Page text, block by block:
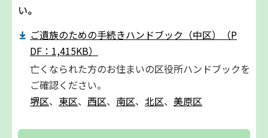
い。
ご遺族のための手続きハンドブック（中区）（P
DF：1,415KB）
亡くなられた方のお住まいの区役所ハンドブックを
ご確認ください。
堺区、 東区、 西区、 南区、 北区、 美原区